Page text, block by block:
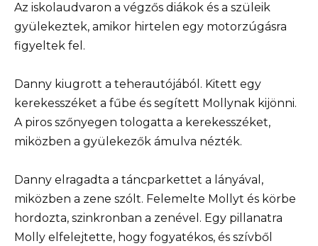
Az iskolaudvaron a végzős diákok és a szüleik
gyülekeztek, amikor hirtelen egy motorzúgásra
figyeltek fel.
Danny kiugrott a teherautójából. Kitett egy
kerekesszéket a fűbe és segített Mollynak kijönni.
A piros szőnyegen tologatta a kerekesszéket,
miközben a gyülekezők ámulva nézték.
Danny elragadta a táncparkettet a lányával,
miközben a zene szólt. Felemelte Mollyt és körbe
hordozta, szinkronban a zenével. Egy pillanatra
Molly elfelejtette, hogy fogyatékos, és szívből